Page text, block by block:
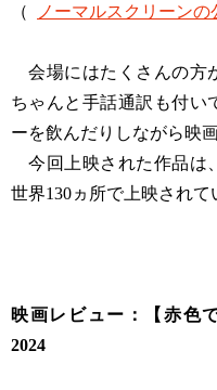
（
ノーマルスクリーンの
会場にはたくさんの方
ちゃんと手話通訳も付い
ーを飲んだりしながら映
今回上映された作品は
世界130ヵ所で上映されて
映画レビュー：【赤色
2024